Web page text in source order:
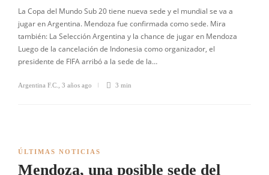
La Copa del Mundo Sub 20 tiene nueva sede y el mundial se va a
jugar en Argentina. Mendoza fue confirmada como sede. Mira
también: La Selección Argentina y la chance de jugar en Mendoza
Luego de la cancelación de Indonesia como organizador, el
presidente de FIFA arribó a la sede de la…
Argentina F.C. 3 años ago 3 min
ÚLTIMAS NOTICIAS
Mendoza, una posible sede del